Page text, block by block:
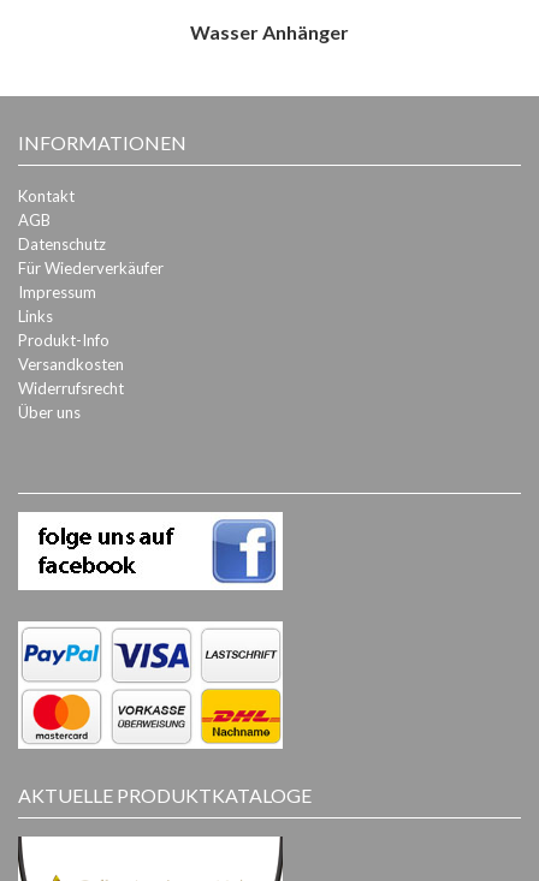
Wasser Anhänger
INFORMATIONEN
Kontakt
AGB
Datenschutz
Für Wiederverkäufer
Impressum
Links
Produkt-Info
Versandkosten
Widerrufsrecht
Über uns
AKTUELLE PRODUKTKATALOGE